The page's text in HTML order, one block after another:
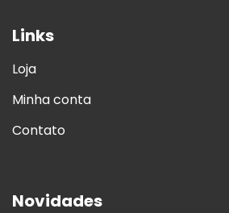
Links
Loja
Minha conta
Contato
Novidades